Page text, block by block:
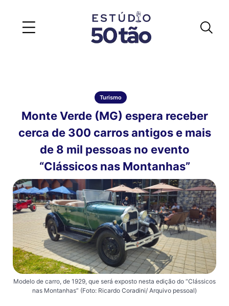
Turismo
Monte Verde (MG) espera receber
cerca de 300 carros antigos e mais
de 8 mil pessoas no evento
“Clássicos nas Montanhas”
Modelo de carro, de 1929, que será exposto nesta edição do “Clássicos
nas Montanhas” (Foto: Ricardo Coradini/ Arquivo pessoal)